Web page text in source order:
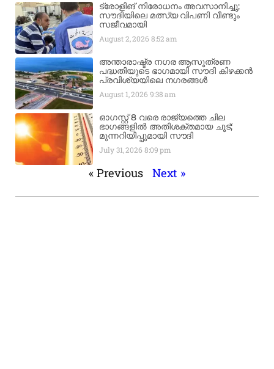
ട്രോളിങ് നിരോധനം അവസാനിച്ചു;
സൗദിയിലെ മത്സ്യ വിപണി വീണ്ടും
സജീവമായി
August 2, 2026 8:52 am
അന്താരാഷ്ട്ര നഗര ആസൂത്രണ
പദ്ധതിയുടെ ഭാഗമായി സൗദി കിഴക്കൻ
പ്രവിശ്യയിലെ നഗരങ്ങൾ
August 1, 2026 9:38 am
ഓഗസ്റ്റ് 8 വരെ രാജ്യത്തെ ചില
ഭാഗങ്ങളിൽ അതിശക്തമായ ചൂട്;
മുന്നറിയിപ്പുമായി സൗദി
July 31, 2026 8:09 pm
« Previous Next »